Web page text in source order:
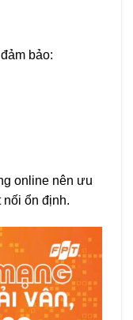
bảo:
online nên ưu
nối ổn định.